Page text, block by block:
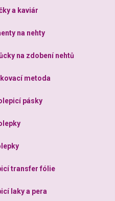
a kaviár
na nehty
na zdobení nehtů
metoda
pásky
transfer fólie
laky a pera